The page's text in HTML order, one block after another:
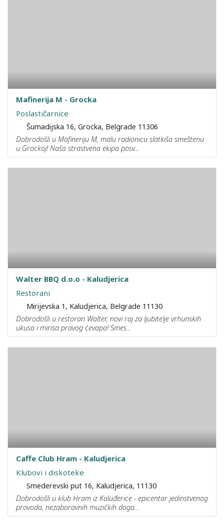
Mafinerija M - Grocka
Poslastičarnice
Šumadijska 16, Grocka, Belgrade 11306
Dobrodošli u Mafineriju M, malu radionicu slatkiša smeštenu
u Grockoj! Naša strastvena ekipa posv...
Walter BBQ d.o.o - Kaludjerica
Restorani
Mirijevska 1, Kaludjerica, Belgrade 11130
Dobrodošli u restoran Walter, novi raj za ljubitelje vrhunskih
ukusa i mirisa pravog ćevapa! Smes...
Caffe Club Hram - Kaludjerica
Klubovi i diskoteke
Smederevski put 16, Kaludjerica, 11130
Dobrodošli u klub Hram iz Kaluđerice - epicentar jedinstvenog
provoda, nezaboravnih muzičkih doga...